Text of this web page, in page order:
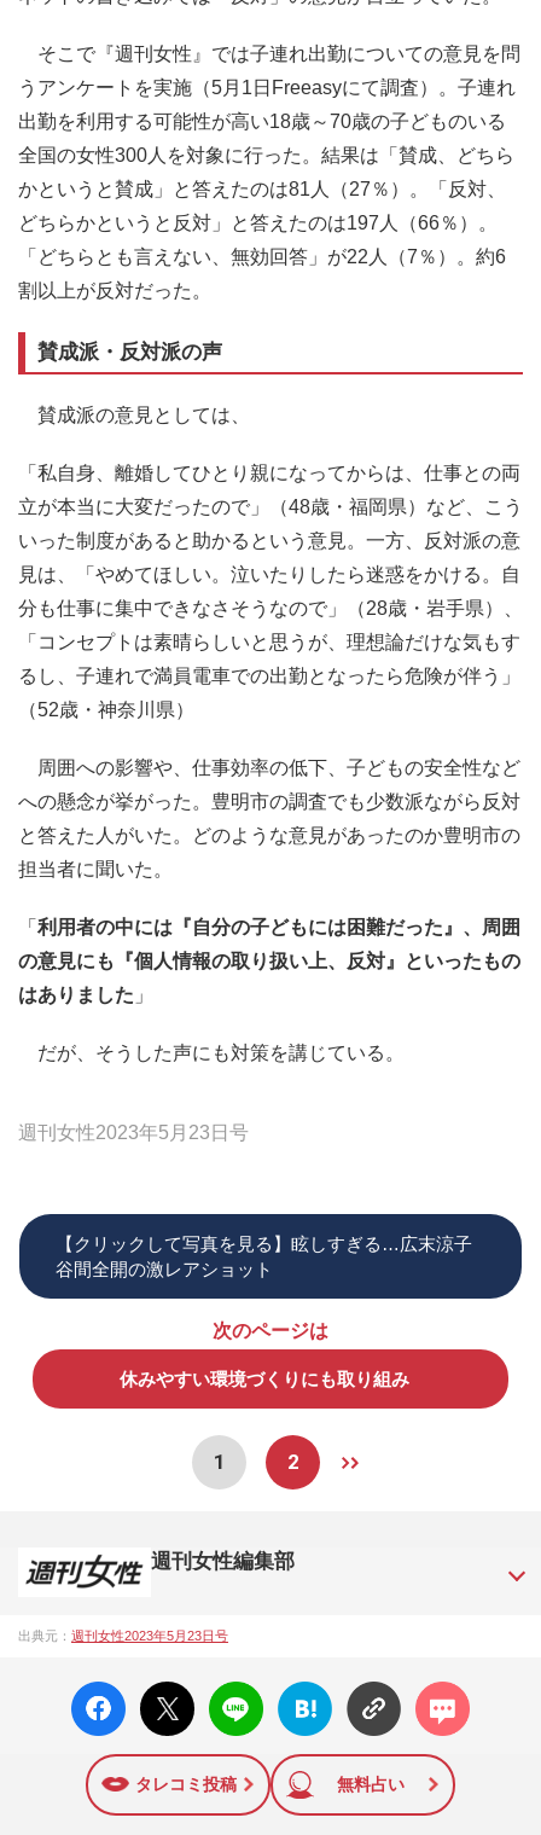
そこで『週刊女性』では子連れ出勤についての意見を問
うアンケートを実施（5月1日Freeasyにて調査）。子連れ
出勤を利用する可能性が高い18歳～70歳の子どものいる
全国の女性300人を対象に行った。結果は「賛成、どちら
かというと賛成」と答えたのは81人（27％）。「反対、
どちらかというと反対」と答えたのは197人（66％）。
「どちらとも言えない、無効回答」が22人（7％）。約6
割以上が反対だった。
賛成派・反対派の声
賛成派の意見としては、
「私自身、離婚してひとり親になってからは、仕事との両
立が本当に大変だったので」（48歳・福岡県）など、こう
いった制度があると助かるという意見。一方、反対派の意
見は、「やめてほしい。泣いたりしたら迷惑をかける。自
分も仕事に集中できなさそうなので」（28歳・岩手県）、
「コンセプトは素晴らしいと思うが、理想論だけな気もす
るし、子連れで満員電車での出勤となったら危険が伴う」
（52歳・神奈川県）
周囲への影響や、仕事効率の低下、子どもの安全性など
への懸念が挙がった。豊明市の調査でも少数派ながら反対
と答えた人がいた。どのような意見があったのか豊明市の
担当者に聞いた。
「 利用者の中には『自分の子どもには困難だった』、周囲
の意見にも『個人情報の取り扱い上、反対』といったもの
はありました 」
だが、そうした声にも対策を講じている。
週刊女性2023年5月23日号
【クリックして写真を見る】眩しすぎる…広末涼子
谷間全開の激レアショット
次のページは
休みやすい環境づくりにも取り組み
1 2
週刊女性編集部
シップや事件、皇室の話題、感動ドキュメント、美容・健
12日号で「眞子さま嫁ぎ先の“義母”が抱える400万円超の“借金
トラブル”」報道をスクープ。この一報から約2か月後、宮内庁
は結婚延期を発表。同記事は2018年の「編集者が選ぶ雑誌ジ
ャーナリズム賞」大賞を受賞した。毎週火曜日発売。
出典元： 週刊女性2023年5月23日号
facebo
ok い
X ポス
ト
LINE
はてな
ブック
に追加
コメン
ト
タレコミ投稿 無料占い